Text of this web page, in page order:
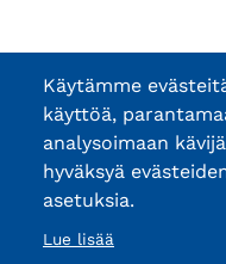
Käytämme
käyttöä,
analysoimaan
hyväksyä
asetuksia.
Lue lisää